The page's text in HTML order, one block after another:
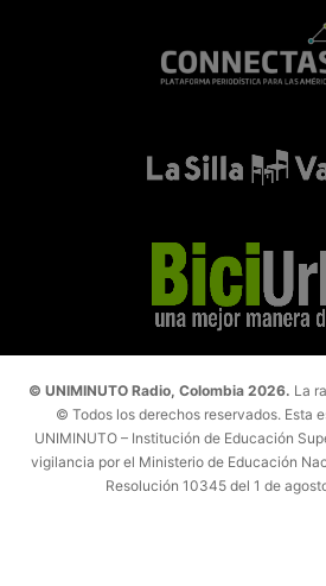
© UNIMINUTO Radio, Colombia 2026. La
© Todos los derechos reservados. Esta
UNIMINUTO – Institución de Educación
vigilancia por el Ministerio de Educación
Resolución 10345 del 1 de